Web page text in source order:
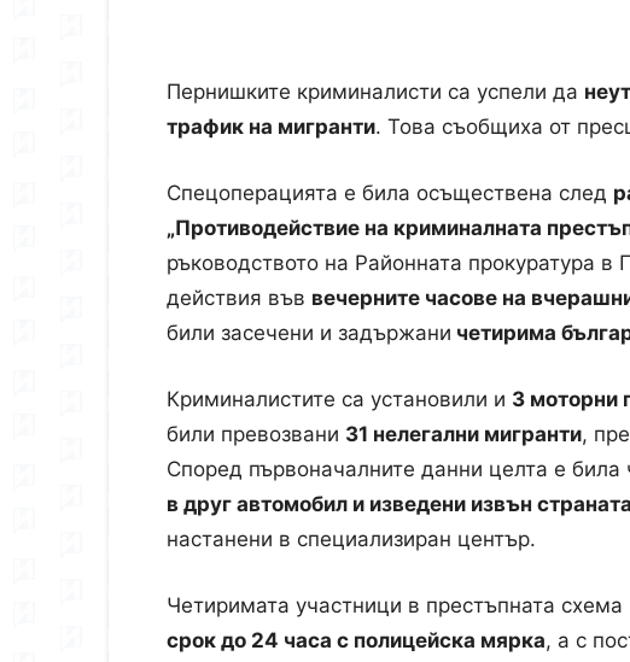
Пернишките криминалисти са успели да
трафик на мигранти. Това съобщиха от
Спецоперацията е била осъществена след
„Противодействие на криминалната
ръководството на Районната прокуратура в
действия във вечерните часове на
били засечени и задържани четирима
Криминалистите са установили и 3 моторни
били превозвани 31 нелегални мигранти,
Според първоначалните данни целта е
в друг автомобил и изведени извън страната
настанени в специализиран център.
Четиримата участници в престъпната
срок до 24 часа с полицейска мярка, а с